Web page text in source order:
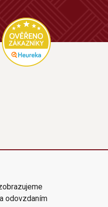
odovzdaním